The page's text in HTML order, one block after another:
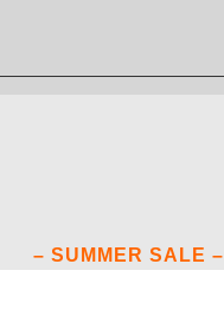
– SUMMER SALE –